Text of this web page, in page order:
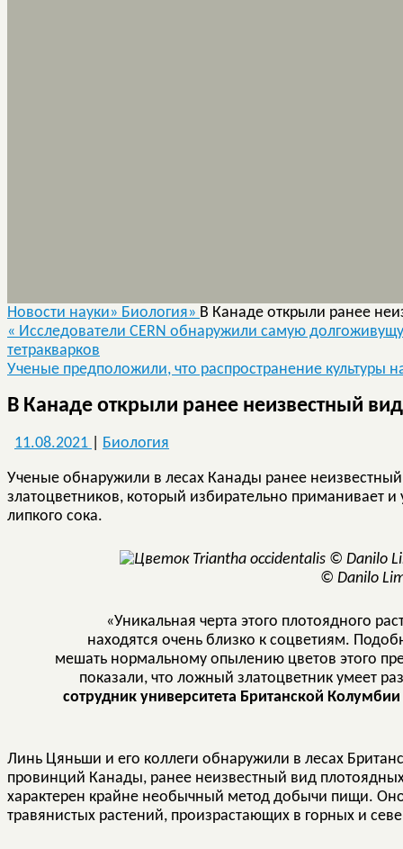
Новости науки» Биология» В Канаде открыли ранее
« Исследователи CERN обнаружили самую
тетракварков
Ученые предположили, что распространение культуры
В Канаде открыли ранее неизвестный
11.08.2021 Биология
Ученые обнаружили в лесах Канады ранее
златоцветников, который избирательно приманивает
липкого сока.
© Danilo
«Уникальная черта этого плотоядного
находятся очень близко к соцветиям.
мешать нормальному опылению цветов этого
показали, что ложный златоцветник умеет
сотрудник университета Британской
Линь Цяньши и его коллеги обнаружили в лесах
провинций Канады, ранее неизвестный вид
характерен крайне необычный метод добычи пищи.
травянистых растений, произрастающих в горных и